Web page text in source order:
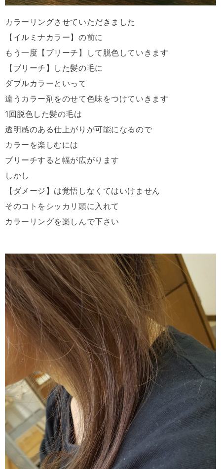
カラーリングさせていただきました
【イルミナカラー】の前に
もう一度【ブリーチ】して脱色していきます
【ブリーチ】した髪の毛に
ダブルカラーといって
違うカラー剤をのせて色味をつけていきます
1回脱色した髪の毛は
透明感のある仕上がりが可能になるので
カラーを楽しむには
ブリーチすると幅が広がります
しかし
【ダメージ】は覚悟しなくてはいけません
そのコトをシッカリ頭に入れて
カラーリングを楽しんで下さい